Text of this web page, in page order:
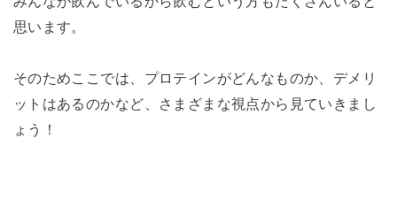
思います。
そのためここでは、プロテインがどんなものか、デメリ
ットはあるのかなど、さまざまな視点から見ていきまし
ょう！